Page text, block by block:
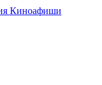
Киноафиши